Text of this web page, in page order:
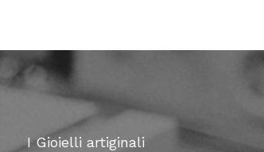
I Gioielli artiginali